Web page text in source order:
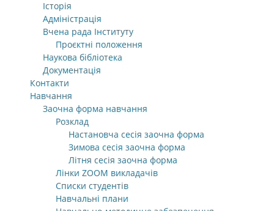
Історія
Адміністрація
Вчена рада Інституту
Проєктні положення
Наукова бібліотека
Документація
Контакти
Навчання
Заочна форма навчання
Розклад
Настановча сесія заочна форма
Зимова сесія заочна форма
Літня сесія заочна форма
Лінки ZOOM викладачів
Списки студентів
Навчальні плани